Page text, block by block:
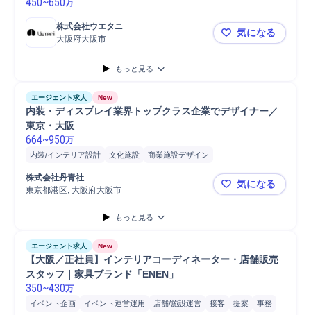
万
株式会社ウエタニ
大阪府大阪市
【大阪】有
気になる
もっと見る
エージェント求人 New
内装・ディスプレイ業界トップクラス企業でデザイナー／
東京・大阪
664~950万
内装/インテリア設計 文化施設
商業施設デザイン
大型商業施設内装設計
株式会社丹青社
東京都港区, 大阪府大阪市
内装・ディ
気になる
もっと見る
エージェント求人 New
【大阪／正社員】インテリアコーディネーター・店舗販売
スタッフ｜家具ブランド「ENEN」
350~430万
イベント企画 イベント運営運用 店舗/施設運営 接客 提案
事務